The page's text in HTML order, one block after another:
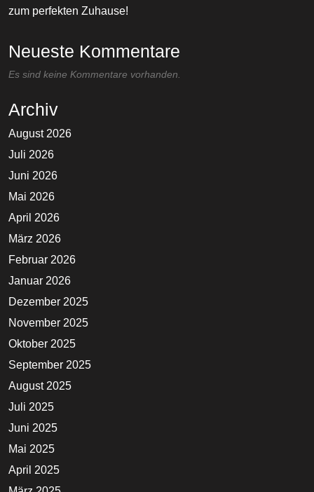
zum perfekten Zuhause!
Neueste Kommentare
Es sind keine Kommentare vorhanden.
Archiv
August 2026
Juli 2026
Juni 2026
Mai 2026
April 2026
März 2026
Februar 2026
Januar 2026
Dezember 2025
November 2025
Oktober 2025
September 2025
August 2025
Juli 2025
Juni 2025
Mai 2025
April 2025